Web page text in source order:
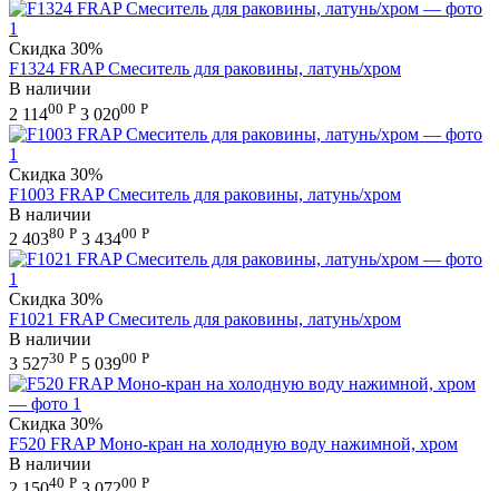
Скидка 30%
F1324 FRAP Смеситель для раковины, латунь/хром
В наличии
2 11400 Р 3 02000 Р
Скидка 30%
F1003 FRAP Смеситель для раковины, латунь/хром
В наличии
2 40380 Р 3 43400 Р
Скидка 30%
F1021 FRAP Смеситель для раковины, латунь/хром
В наличии
3 52730 Р 5 03900 Р
Скидка 30%
F520 FRAP Моно-кран на холодную воду нажимной, хром
В наличии
40 Р 00 Р